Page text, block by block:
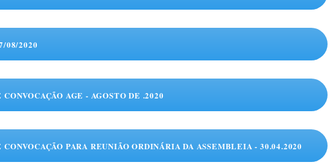
08/2020
AGE - AGOSTO DE .2020
PARA REUNIÃO ORDINÁRIA DA ASSEMBLEIA - 30.04.2020